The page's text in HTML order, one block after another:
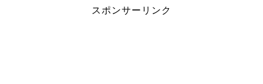
スポンサーリンク